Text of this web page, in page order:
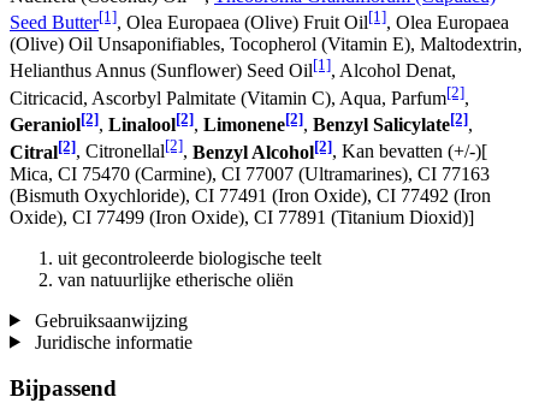
Seed Butter[1], Olea Europaea (Olive) Fruit Oil[1], Olea Europaea
(Olive) Oil Unsaponifiables, Tocopherol (Vitamin E), Maltodextrin,
Helianthus Annus (Sunflower) Seed Oil[1], Alcohol Denat,
Citricacid, Ascorbyl Palmitate (Vitamin C), Aqua, Parfum[2],
Geraniol[2], Linalool[2], Limonene[2], Benzyl Salicylate[2],
Citral[2], Citronellal[2], Benzyl Alcohol[2], Kan bevatten (+/-)[
Mica, CI 75470 (Carmine), CI 77007 (Ultramarines) , CI 77163
(Bismuth Oxychloride), CI 77491 (Iron Oxide), CI 77492 (Iron
Oxide), CI 77499 (Iron Oxide), CI 77891 (Titanium Dioxid)]
uit gecontroleerde biologische teelt
van natuurlijke etherische oliën
Gebruiksaanwijzing
Juridische informatie
Bijpassend